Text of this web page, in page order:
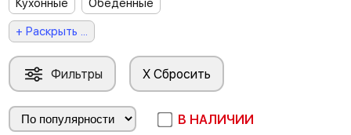
Кухонные
Обеденные
+ Раскрыть ...
Фильтры X Сбросить
В НАЛИЧИИ